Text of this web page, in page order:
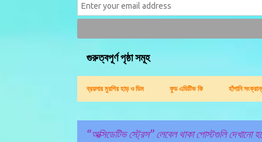
গুরুত্বপূর্ণ পৃষ্ঠা সমূহ
ব্রয়লার মুরগির হাড় ও ডিম ফুড এডিটিভ কি হাঁপানি
অক্সিডেটিভ স্ট্রেস লেবেল থাকা পোস্টগুলি দেখানো